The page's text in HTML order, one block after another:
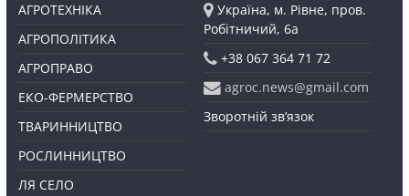
АГРОТЕХНІКА
АГРОПОЛІТИКА
АГРОПРАВО
ЕКО-ФЕРМЕРСТВО
ТВАРИННИЦТВО
РОСЛИННИЦТВО
ЛЯ СЕЛО
Україна, м. Рівне, пров.
Робітничий, 6а
+38 067 364 71 72
agroc.news@gmail.com
Зворотній зв’язок